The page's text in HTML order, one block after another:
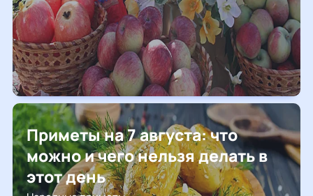
Приметы на 7 августа: что
можно и чего нельзя делать в
этот день